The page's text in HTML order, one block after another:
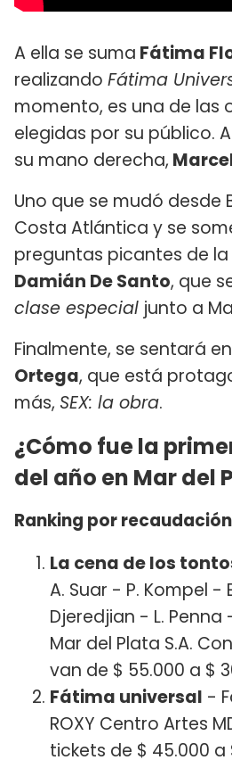
A ella se suma Fátima
realizando Fátima
momento, es una de las
elegidas por su público.
su mano derecha,
Uno que se mudó desde
Costa Atlántica y se
preguntas picantes de
Damián De Santo, que
clase especial junto a
Finalmente, se sentará
Ortega, que está
más, SEX: la obra.
¿Cómo fue la
del año en Mar del
Ranking por
La cena de los
A. Suar - P. Kompel -
Djeredjian - L.
Mar del Plata S.A.
van de $ 55.000 a $
Fátima universal -
ROXY Centro Artes
tickets de $ 45.000 a